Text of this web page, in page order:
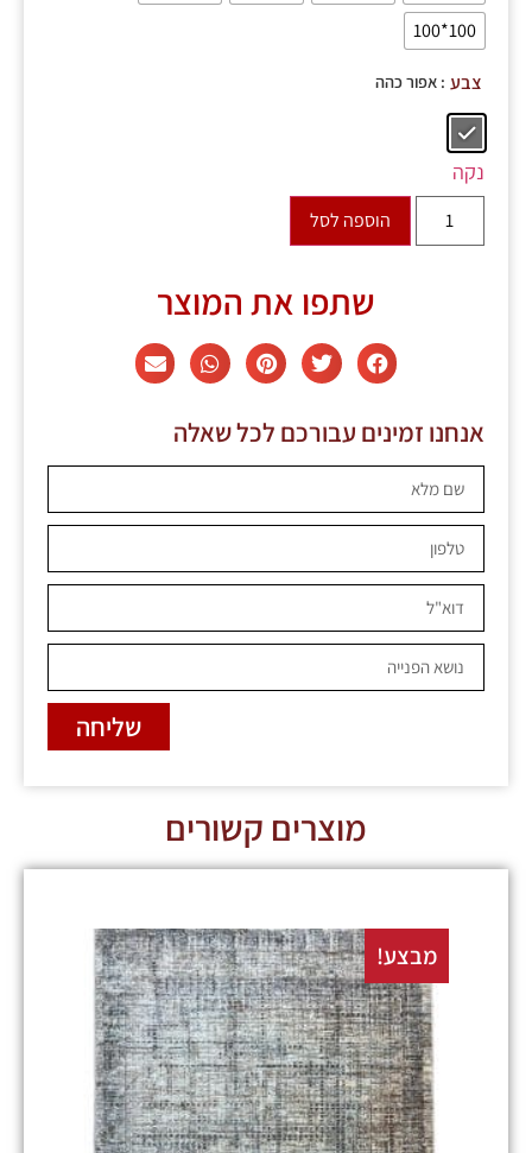
100*100
צבע : אפור כהה
נקה
הוספה לסל
שתפו את המוצר
אנחנו זמינים עבורכם לכל שאלה
שליחה
מוצרים קשורים
מבצע!